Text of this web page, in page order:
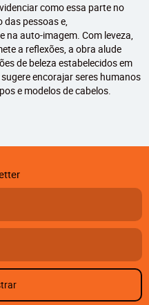
como essa parte no
das pessoas e,
na auto-imagem. Com leveza,
a reflexões, a obra alude
de beleza estabelecidos em
encorajar seres humanos
e modelos de cabelos.